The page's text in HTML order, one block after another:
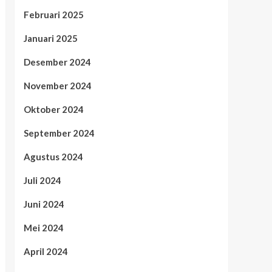
Februari 2025
Januari 2025
Desember 2024
November 2024
Oktober 2024
September 2024
Agustus 2024
Juli 2024
Juni 2024
Mei 2024
April 2024